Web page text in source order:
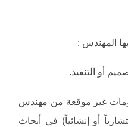
المهندس :
غير موقعة من مهندس
أو إنشائياً) في أبحاث